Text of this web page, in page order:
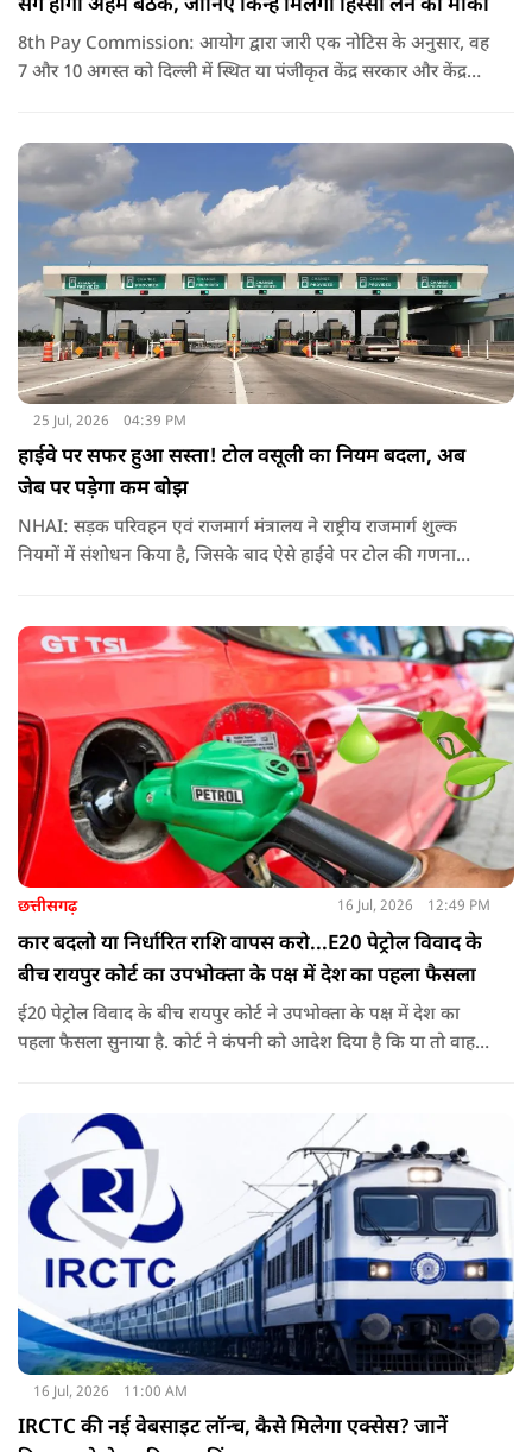
संग होगी अहम बैठक, जानिए किन्हें मिलेगा हिस्सा लेने का मौका
8th Pay Commission: आयोग द्वारा जारी एक नोटिस के अनुसार, वह
7 और 10 अगस्त को दिल्ली में स्थित या पंजीकृत केंद्र सरकार और केंद्र
25 Jul, 2026 04:39 PM
हाईवे पर सफर हुआ सस्ता! टोल वसूली का नियम बदला, अब
जेब पर पड़ेगा कम बोझ
NHAI: सड़क परिवहन एवं राजमार्ग मंत्रालय ने राष्ट्रीय राजमार्ग शुल्क
नियमों में संशोधन किया है, जिसके बाद ऐसे हाईवे पर टोल की गणना
छत्तीसगढ़ 16 Jul, 2026 12:49 PM
कार बदलो या निर्धारित राशि वापस करो...E20 पेट्रोल विवाद के
बीच रायपुर कोर्ट का उपभोक्ता के पक्ष में देश का पहला फैसला
ई20 पेट्रोल विवाद के बीच रायपुर कोर्ट ने उपभोक्ता के पक्ष में देश का
पहला फैसला सुनाया है. कोर्ट ने कंपनी को आदेश दिया है कि या तो वाहन
16 Jul, 2026 11:00 AM
IRCTC की नई वेबसाइट लॉन्च, कैसे मिलेगा एक्सेस? जानें